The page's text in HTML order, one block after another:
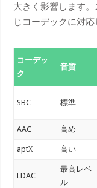
大きく影響します
じコーデックに対応
コーデッ
ク
音質
SBC 標準
AAC 高め
aptX 高い
LDAC
最高レベ
ル